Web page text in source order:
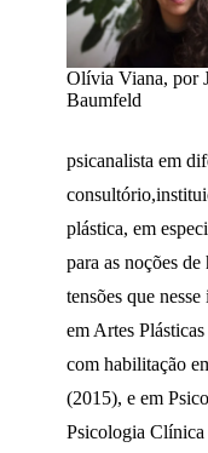
Olívia Viana, por
Baumfeld
psicanalista em
plástica, em
para as noções
tensões que
em Artes
com habilitação
(2015), e em
Psicologia